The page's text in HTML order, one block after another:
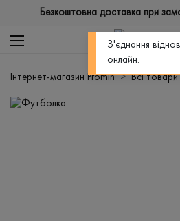
Безкоштовна доставка при
Інтернет-магазин Promin Всі товари
З'єднання
онлайн.